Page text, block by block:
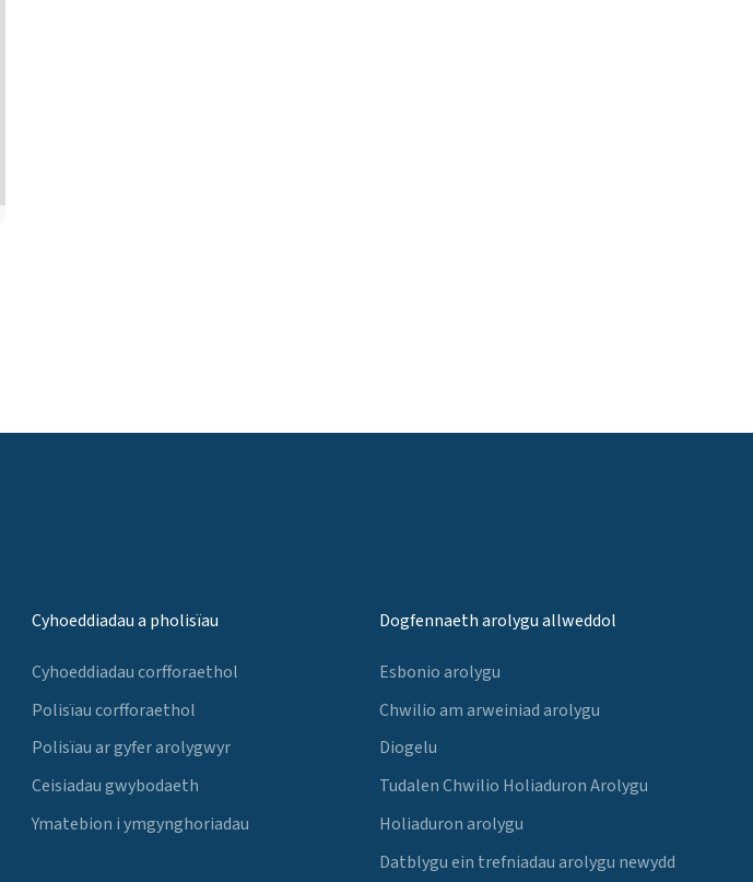
Cyhoeddiadau a pholisïau
Cyhoeddiadau corfforaethol
Polisïau corfforaethol
Polisïau ar gyfer arolygwyr
Ceisiadau gwybodaeth
Ymatebion i ymgynghoriadau
Dogfennaeth arolygu allweddol
Esbonio arolygu
Chwilio am arweiniad arolygu
Diogelu
Tudalen Chwilio Holiaduron Arolygu
Holiaduron arolygu
Datblygu ein trefniadau arolygu newydd